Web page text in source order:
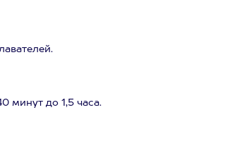
минут до 1,5 часа.